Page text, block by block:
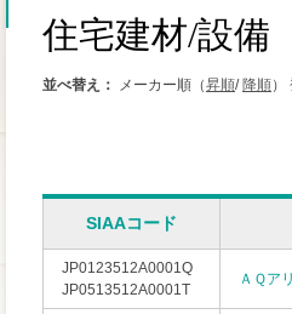
住宅建材/設備
並べ替え： メーカー順（昇順/ 降順）
SIAAコード
JP0123512A0001Q
JP0513512A0001T
ＡＱア